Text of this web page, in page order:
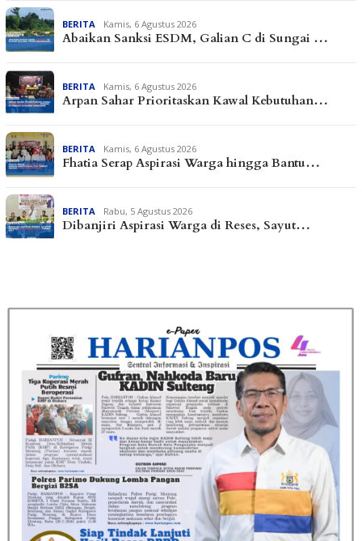
BERITA Kamis, 6 Agustus 2026
Abaikan Sanksi ESDM, Galian C di Sungai …
BERITA Kamis, 6 Agustus 2026
Arpan Sahar Prioritaskan Kawal Kebutuhan…
BERITA Kamis, 6 Agustus 2026
Fhatia Serap Aspirasi Warga hingga Bantu…
BERITA Rabu, 5 Agustus 2026
Dibanjiri Aspirasi Warga di Reses, Sayut…